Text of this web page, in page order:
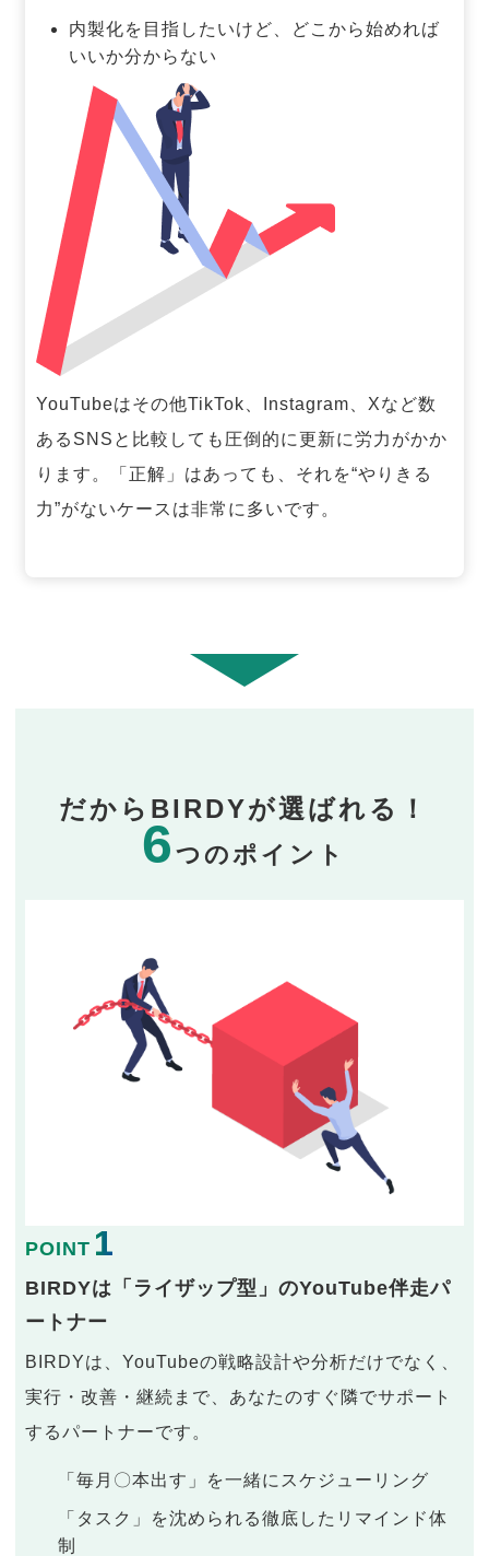
内製化を目指したいけど、どこから始めれば
いいか分からない
YouTubeはその他TikTok、Instagram、Xなど数
あるSNSと比較しても圧倒的に更新に労力がかか
ります。「正解」はあっても、それを“やりきる
力”がないケースは非常に多いです。
だからBIRDYが選ばれる！
6つのポイント
POINT 1
BIRDYは「ライザップ型」のYouTube伴走パ
ートナー
BIRDYは、YouTubeの戦略設計や分析だけでなく、
実行・改善・継続まで、あなたのすぐ隣でサポート
するパートナーです。
「毎月〇本出す」を一緒にスケジューリング
「タスク」を沈められる徹底したリマインド体
制